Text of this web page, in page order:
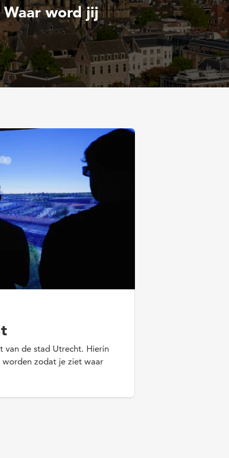
Waar word jij
van de stad Utrecht. Hierin
worden zodat je ziet waar